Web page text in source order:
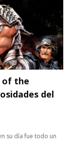
of the
del
su día fue todo un